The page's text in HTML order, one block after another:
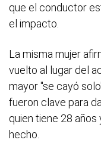
que el conductor
el impacto.
La misma mujer
vuelto al lugar del
mayor "se cayó
fueron clave para
quien tiene 28 años
hecho.